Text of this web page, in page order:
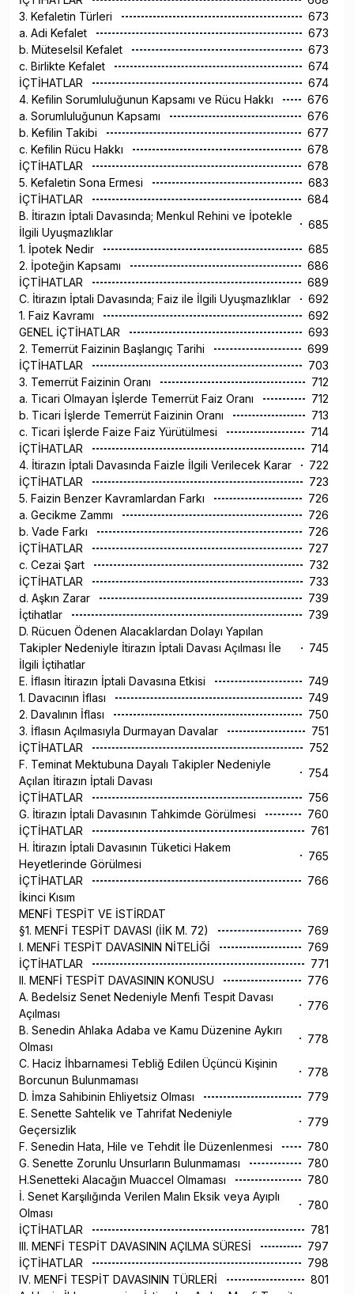
3. Kefaletin Türleri
673
a. Adi Kefalet
673
b. Müteselsil Kefalet
673
c. Birlikte Kefalet
674
İÇTİHATLAR
674
4. Kefilin Sorumluluğunun Kapsamı ve Rücu Hakkı
676
a. Sorumluluğunun Kapsamı
676
b. Kefilin Takibi
677
c. Kefilin Rücu Hakkı
678
İÇTİHATLAR
678
5. Kefaletin Sona Ermesi
683
İÇTİHATLAR
684
B. İtirazın İptali Davasında; Menkul Rehini ve İpotekle
İlgili Uyuşmazlıklar
685
1. İpotek Nedir
685
2. İpoteğin Kapsamı
686
İÇTİHATLAR
689
C. İtirazın İptali Davasında; Faiz ile İlgili Uyuşmazlıklar
692
1. Faiz Kavramı
692
GENEL İÇTİHATLAR
693
2. Temerrüt Faizinin Başlangıç Tarihi
699
İÇTİHATLAR
703
3. Temerrüt Faizinin Oranı
712
a. Ticari Olmayan İşlerde Temerrüt Faiz Oranı
712
b. Ticari İşlerde Temerrüt Faizinin Oranı
713
c. Ticari İşlerde Faize Faiz Yürütülmesi
714
İÇTİHATLAR
714
4. İtirazın İptali Davasında Faizle İlgili Verilecek Karar
722
İÇTİHATLAR
723
5. Faizin Benzer Kavramlardan Farkı
726
a. Gecikme Zammı
726
b. Vade Farkı
726
İÇTİHATLAR
727
c. Cezai Şart
732
İÇTİHATLAR
733
d. Aşkın Zarar
739
İçtihatlar
739
D. Rücuen Ödenen Alacaklardan Dolayı Yapılan
Takipler Nedeniyle İtirazın İptali Davası Açılması İle
İlgili İçtihatlar
745
E. İflasın İtirazın İptali Davasına Etkisi
749
1. Davacının İflası
749
2. Davalının İflası
750
3. İflasın Açılmasıyla Durmayan Davalar
751
İÇTİHATLAR
752
F. Teminat Mektubuna Dayalı Takipler Nedeniyle
Açılan İtirazın İptali Davası
754
İÇTİHATLAR
756
G. İtirazın İptali Davasının Tahkimde Görülmesi
760
İÇTİHATLAR
761
H. İtirazın İptali Davasının Tüketici Hakem
Heyetlerinde Görülmesi
765
İÇTİHATLAR
766
İkinci Kısım
MENFİ TESPİT VE İSTİRDAT
§1. MENFİ TESPİT DAVASI (İİK M. 72)
769
I. MENFİ TESPİT DAVASININ NİTELİĞİ
769
İÇTİHATLAR
771
II. MENFİ TESPİT DAVASININ KONUSU
776
A. Bedelsiz Senet Nedeniyle Menfi Tespit Davası
Açılması
776
B. Senedin Ahlaka Adaba ve Kamu Düzenine Aykırı
Olması
778
C. Haciz İhbarnamesi Tebliğ Edilen Üçüncü Kişinin
Borcunun Bulunmaması
778
D. İmza Sahibinin Ehliyetsiz Olması
779
E. Senette Sahtelik ve Tahrifat Nedeniyle
Geçersizlik
779
F. Senedin Hata, Hile ve Tehdit İle Düzenlenmesi
780
G. Senette Zorunlu Unsurların Bulunmaması
780
H.Senetteki Alacağın Muaccel Olmaması
780
İ. Senet Karşılığında Verilen Malın Eksik veya Ayıplı
Olması
780
İÇTİHATLAR
781
III. MENFİ TESPİT DAVASININ AÇILMA SÜRESİ
797
İÇTİHATLAR
798
IV. MENFİ TESPİT DAVASININ TÜRLERİ
801